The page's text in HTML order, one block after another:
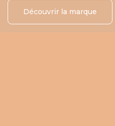
Découvrir la marque